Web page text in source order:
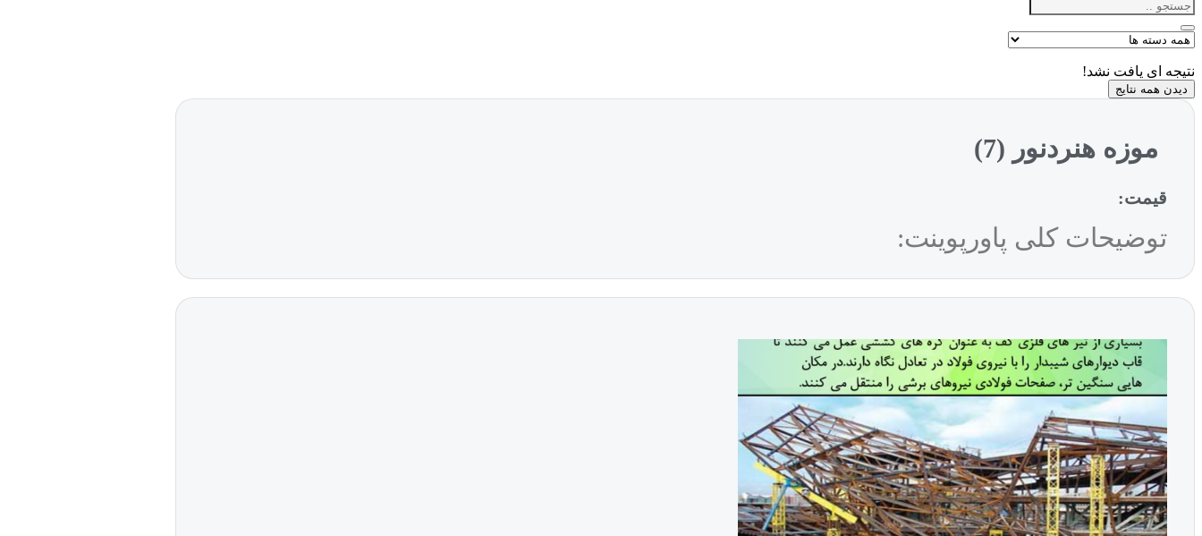
نتیجه ای یافت نشد!
دیدن همه نتایج
موزه هنردنور (7)
قیمت:
توضیحات کلی پاورپوینت: